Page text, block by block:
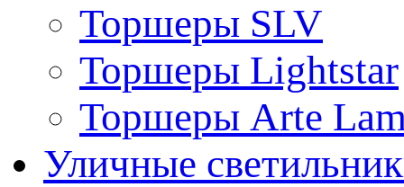
Торшеры SLV
Торшеры Lightstar
Торшеры Arte
Уличные